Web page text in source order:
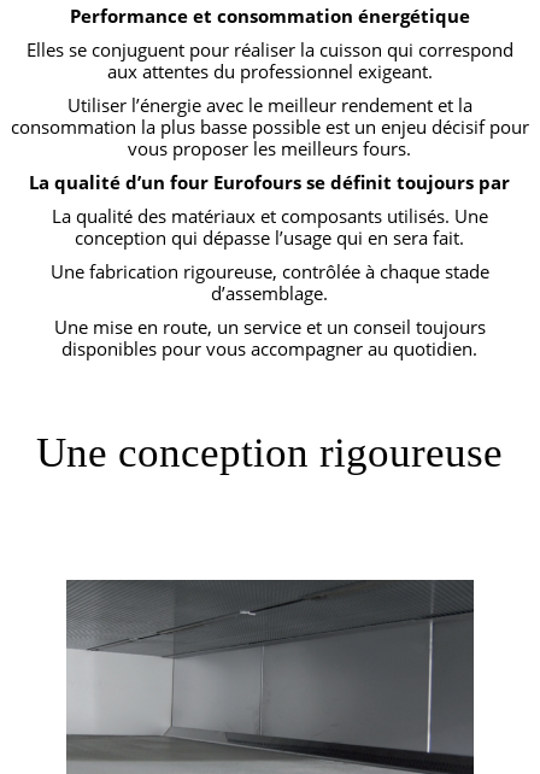
Performance et consommation énergétique
Elles se conjuguent pour réaliser la cuisson qui correspond
aux attentes du professionnel exigeant.
Utiliser l’énergie avec le meilleur rendement et la
consommation la plus basse possible est un enjeu décisif pour
vous proposer les meilleurs fours.
La qualité d’un four Eurofours se définit toujours par
La qualité des matériaux et composants utilisés. Une
conception qui dépasse l’usage qui en sera fait.
Une fabrication rigoureuse, contrôlée à chaque stade
d’assemblage.
Une mise en route, un service et un conseil toujours
disponibles pour vous accompagner au quotidien.
Une conception rigoureuse